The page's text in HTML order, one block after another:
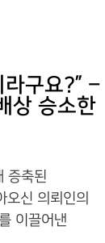
구요?” –
상 승소한
증축된
오신 의뢰인의
이끌어낸